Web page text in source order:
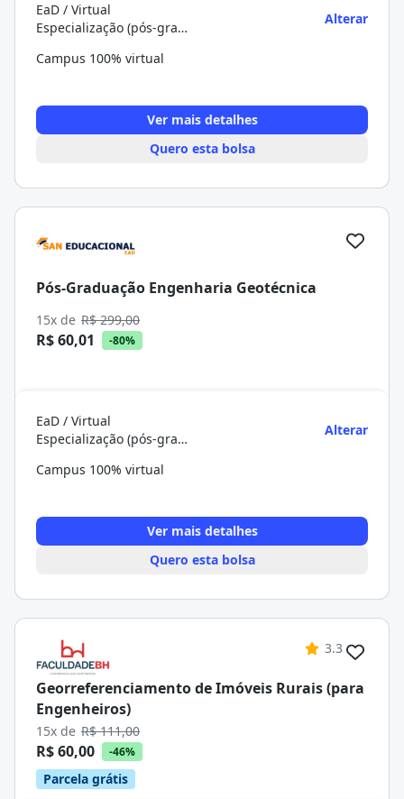
EaD / Virtual
Especialização (pós-graduação)
Alterar
Campus 100% virtual
Ver mais detalhes
Quero esta bolsa
Pós-Graduação Engenharia Geotécnica
15x de R$ 299,00
R$ 60,01 -80%
EaD / Virtual
Especialização (pós-graduação)
Alterar
Campus 100% virtual
Ver mais detalhes
Quero esta bolsa
3.3
Georreferenciamento de Imóveis Rurais (para
Engenheiros)
15x de R$ 111,00
R$ 60,00 -46%
Parcela grátis